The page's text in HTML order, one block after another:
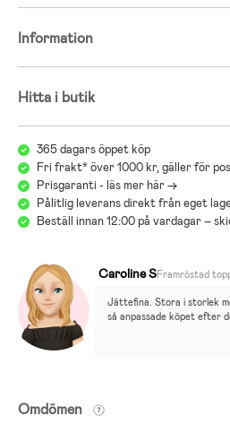
- Skaltyg: 100 % polyamid.
- Stoppning: 100 % polyester.
Information
Hitta i butik
365 dagars öppet köp
Fri frakt* över 1000 kr, gäller för
Prisgaranti - läs mer här ->
Pålitlig leverans direkt från eget
Beställ innan 12:00 på vardagar –
Caroline SFramröstad
Jättefina. Stora i storlek
så anpassade köpet efter
Omdömen